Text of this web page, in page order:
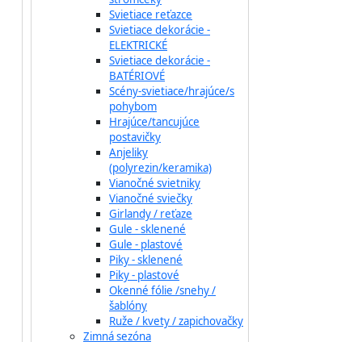
Svietiace reťazce
Svietiace dekorácie -
ELEKTRICKÉ
Svietiace dekorácie -
BATÉRIOVÉ
Scény-svietiace/hrajúce/s
pohybom
Hrajúce/tancujúce
postavičky
Anjeliky
(polyrezin/keramika)
Vianočné svietniky
Vianočné sviečky
Girlandy / reťaze
Gule - sklenené
Gule - plastové
Piky - sklenené
Piky - plastové
Okenné fólie /snehy /
šablóny
Ruže / kvety / zapichovačky
Zimná sezóna